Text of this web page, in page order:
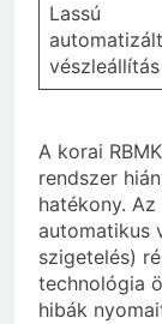
Lassú
automatizált
vészleállítás
A korai
rendszer
hatékony.
automatikus
szigetelés)
technológia
hibák